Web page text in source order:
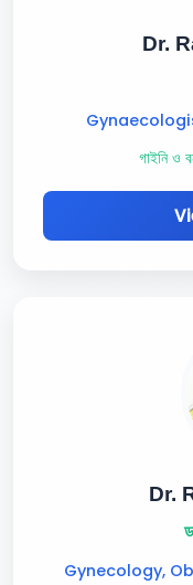
Dr.
গাইনি ও
Dr.
Gynecology,